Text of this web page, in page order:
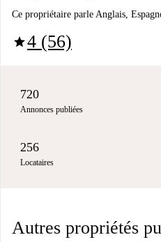
Ce propriétaire parle Anglais,
star4 (56)
720
Annonces publiées
256
Locataires
Autres propriétés